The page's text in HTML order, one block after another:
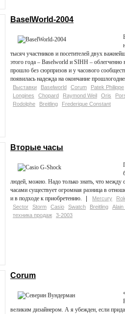
BaselWorld-2004
тысяч участников и посетителей двух
этого года – Baselworld и SIHH – облегченно
прошло без сюрпризов и у часового
появилась надежда на окончание
Выставки
Baselworld Corum Patek Philippe
Longines
Chopard Raymond Weil Oris
Rodolphe
Breitling Frederique Constant
Вторые часы
людей, можно. Надо только знать, что
часами существует огромная разница в
и в подходе к приобретению.
Mercury
Sector
Storm Casio Swatch Breitling Alain
техника продаж
3-2003
Corum
великим дизайнером. А я убежден, если